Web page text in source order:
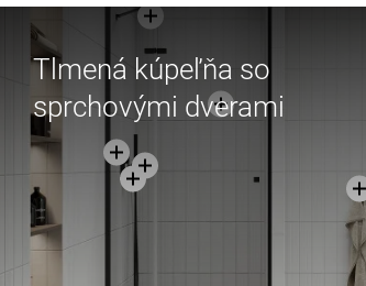
Tlmená kúpeľňa so
sprchovými dverami